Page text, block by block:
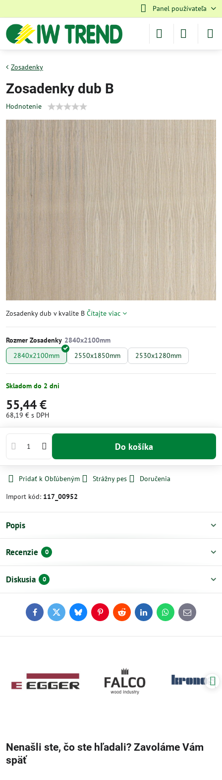
Panel používateľa
Zosadenky
Zosadenky dub B
Hodnotenie
Zosadenky dub v kvalite B Čítajte viac
Rozmer Zosadenky
2840x2100mm
2550x1850mm 2530x1280mm
Skladom do 2 dni
55,44 €
68,19 € s DPH
Do košíka
Pridať k Obľúbeným Strážny pes
Doručenia
Import kód: 117_00952
Popis
Recenzie 0
Diskusia 0
FacebookTwitterBlueskyPinterestReddit LinkedInWhatsApp
E-
mail
Nenašli ste, čo ste hľadali? Zavoláme Vám
späť